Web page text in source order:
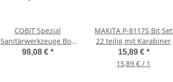
COBIT Spezial
Sanitärwerkzeuge Box
27 tlg. Koffer für
98,08 € *
MAKITA P-81175 Bit Set
22 teilig mit Karabiner
15,89 € *
15,89 € / 1